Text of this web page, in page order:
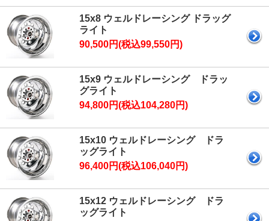
15x8 ウェルドレーシング ドラッグ
ライト
90,500円(税込99,550円)
15x9 ウェルドレーシング ドラッ
グライト
94,800円(税込104,280円)
15x10 ウェルドレーシング ドラ
ッグライト
96,400円(税込106,040円)
15x12 ウェルドレーシング ドラ
ッグライト